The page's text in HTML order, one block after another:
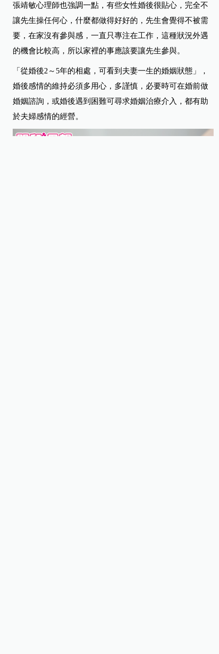
張靖敏心理師也強調一點，有些女性婚後很貼心，完全不
讓先生操任何心，什麼都做得好好的，先生會覺得不被需
要，在家沒有參與感，一直只專注在工作，這種狀況外遇
的機會比較高，所以家裡的事應該要讓先生參與。
「從婚後2～5年的相處 ，可看到夫妻一生的婚姻狀態」，
婚後感情的維持必須多用心，多謹慎，必要時可在婚前做
婚姻諮詢，或婚後遇到困難可尋求婚姻治療介入，都有助
於夫婦感情的經營。